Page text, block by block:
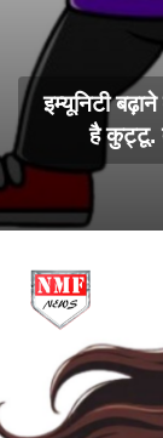
इम्यूनिटी
है कुट्टू.